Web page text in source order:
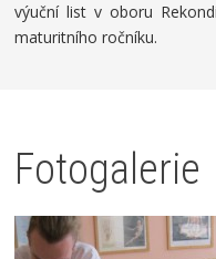
výuční list v oboru
maturitního ročníku.
Fotogalerie